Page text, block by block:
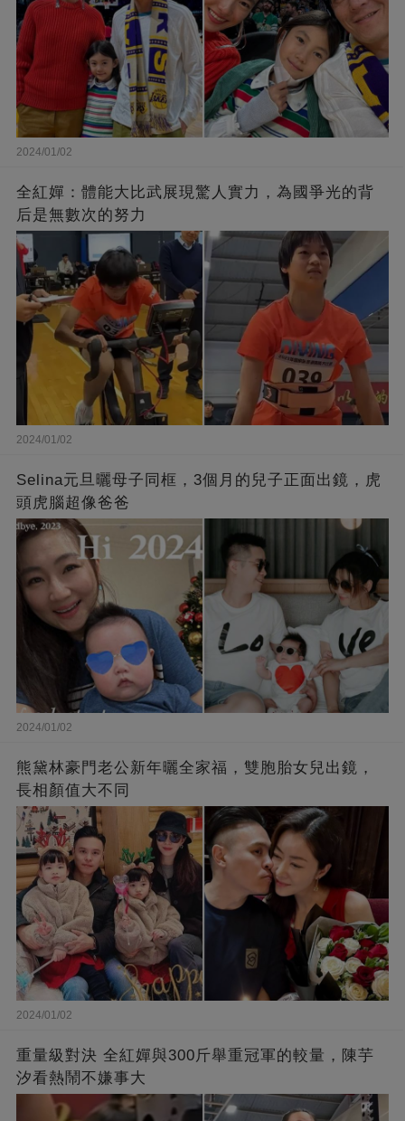
2024/01/02
全紅嬋：體能大比武展現驚人實力，為國爭光的背
后是無數次的努力
2024/01/02
Selina元旦曬母子同框，3個月的兒子正面出鏡，虎
頭虎腦超像爸爸
2024/01/02
熊黛林豪門老公新年曬全家福，雙胞胎女兒出鏡，
長相顏值大不同
2024/01/02
重量級對決 全紅嬋與300斤舉重冠軍的較量，陳芋
汐看熱鬧不嫌事大